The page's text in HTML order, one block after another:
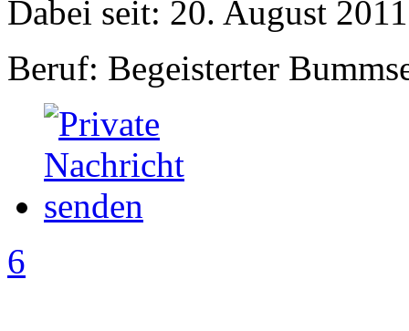
Dabei seit: 20. August 2011
Beruf: Begeisterter
6